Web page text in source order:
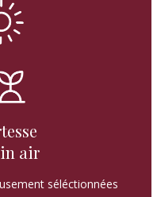
air
séléctionnées